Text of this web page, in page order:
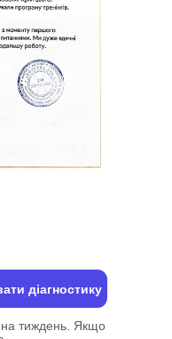
діагностику
на тиждень. Якщо